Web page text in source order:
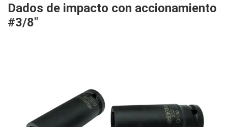
#herramientas de servicio general
Dados de impacto con accionamiento
#3/8"